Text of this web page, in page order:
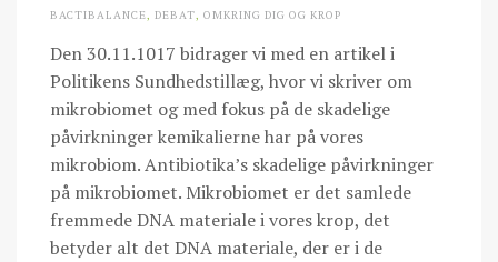
BACTIBALANCE, DEBAT, OMKRING DIG OG KROP
Den 30.11.1017 bidrager vi med en artikel i
Politikens Sundhedstillæg, hvor vi skriver om
mikrobiomet og med fokus på de skadelige
påvirkninger kemikalierne har på vores
mikrobiom. Antibiotika’s skadelige påvirkninger
på mikrobiomet. Mikrobiomet er det samlede
fremmede DNA materiale i vores krop, det
betyder alt det DNA materiale, der er i de